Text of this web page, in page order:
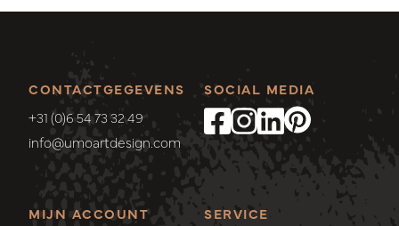
CONTACTGEGEVENS
+31 (0)6 54 73 32 49
info@umoartdesign.com
MIJN ACCOUNT
SERVICE
SOCIAL MEDIA